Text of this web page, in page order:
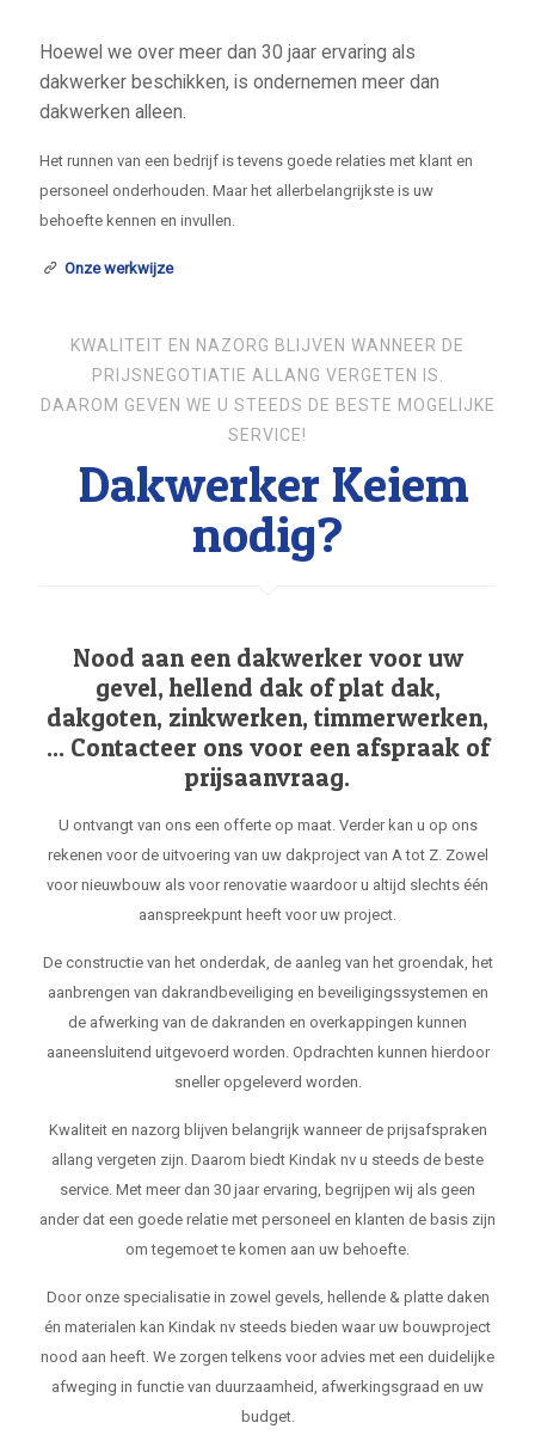
Hoewel we over meer dan 30 jaar ervaring als
dakwerker beschikken, is ondernemen meer dan
dakwerken alleen.
Het runnen van een bedrijf is tevens goede relaties met klant en
personeel onderhouden. Maar het allerbelangrijkste is uw
behoefte kennen en invullen.
Onze werkwijze
KWALITEIT EN NAZORG BLIJVEN WANNEER DE
PRIJSNEGOTIATIE ALLANG VERGETEN IS.
DAAROM GEVEN WE U STEEDS DE BESTE MOGELIJKE
SERVICE!
Dakwerker Keiem
nodig?
Nood aan een dakwerker voor uw
gevel, hellend dak of plat dak,
dakgoten, zinkwerken, timmerwerken,
... Contacteer ons voor een afspraak of
prijsaanvraag.
U ontvangt van ons een offerte op maat. Verder kan u op ons
rekenen voor de uitvoering van uw dakproject van A tot Z. Zowel
voor nieuwbouw als voor renovatie waardoor u altijd slechts één
aanspreekpunt heeft voor uw project.
De constructie van het onderdak, de aanleg van het groendak, het
aanbrengen van dakrandbeveiliging en beveiligingssystemen en
de afwerking van de dakranden en overkappingen kunnen
aaneensluitend uitgevoerd worden. Opdrachten kunnen hierdoor
sneller opgeleverd worden.
Kwaliteit en nazorg blijven belangrijk wanneer de prijsafspraken
allang vergeten zijn. Daarom biedt Kindak nv u steeds de beste
service. Met meer dan 30 jaar ervaring, begrijpen wij als geen
ander dat een goede relatie met personeel en klanten de basis zijn
om tegemoet te komen aan uw behoefte.
Door onze specialisatie in zowel gevels, hellende & platte daken
én materialen kan Kindak nv steeds bieden waar uw bouwproject
nood aan heeft. We zorgen telkens voor advies met een duidelijke
afweging in functie van duurzaamheid, afwerkingsgraad en uw
budget.